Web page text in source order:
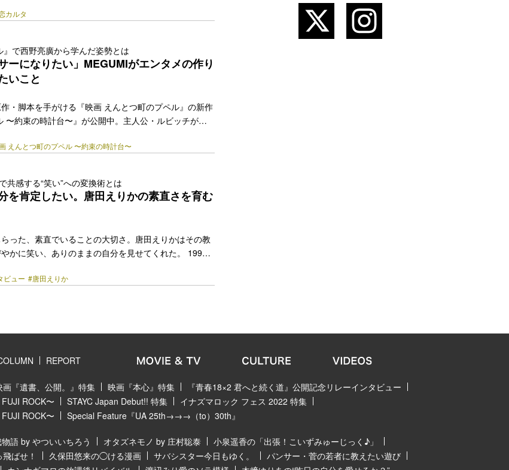
大のラブストーリー。加藤小夏は、恋に一喜一憂する
なものがあった。これは、加藤小夏の、恋と、愛と、友
めちゃくちゃ暗かったんです ──加藤さんの演じ… <a
bezzy.jp/2026/04/84867/"></a>
カルタ
』で西野亮廣から学んだ姿勢とは
ーになりたい」MEGUMIがエンタメの作り
いこと
・脚本を手がける『映画 えんとつ町のプペル』の新作
〜約束の時計台〜』が公開中。主人公・ルビッチが新
カジサック（梶原雄太）が失踪した際のキングコング
とはテレビに出るようになった時期が近かったことか
と語る。そんな同級生として、同じ映像クリエイタ… <a
bezzy.jp/2026/04/84695/"></a>
えんとつ町のプペル 〜約束の時計台〜
共感する“笑い”への変換術とは
を肯定したい。唐田えりかの素直さを育む
った、素直でいることの大切さ。唐田えりかはその教
かに笑い、ありのままの自分を見せてくれた。 1990
FODで配信中のドラマ『102回目のプロポーズ』は、
。平成から令和へ。名作のバトンを受け継いだ… <a
ビュー #唐田えりか
REPORT
画『遺書、公開。』特集 映画『本心』特集
『青春18×2 君へと続く道』公開記念リレーインタビュー
ROCK〜
STAYC Japan Debut!! 特集
イナズマロック フェス 2022 特集
ROCK〜
Special Feature『UA 25th→→→（to）30th』
語 by やついいちろう オタズネモノ by 庄村聡泰
小泉遥香の「出張！こいずみゅーじっく♪」
ばせ！
久保田悠来の◯ける漫画 サバシスター今日もゆく。
パンサー・菅の若者に教えたい遊び